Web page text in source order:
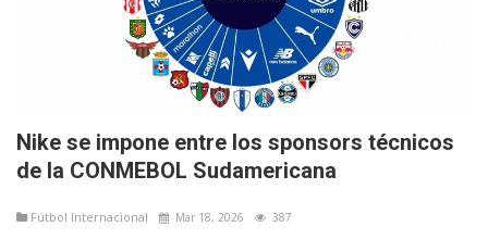
Nike se impone entre los sponsors técnicos
de la CONMEBOL Sudamericana
Fútbol Internacional Mar 18, 2026 387